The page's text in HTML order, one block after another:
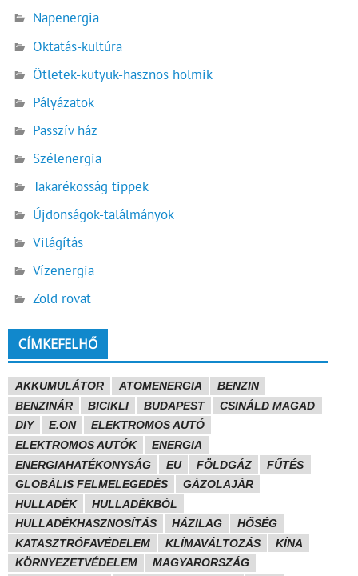
Napenergia
Oktatás-kultúra
Ötletek-kütyük-hasznos holmik
Pályázatok
Passzív ház
Szélenergia
Takarékosság tippek
Újdonságok-találmányok
Világítás
Vízenergia
Zöld rovat
CÍMKEFELHŐ
AKKUMULÁTOR ATOMENERGIA
BENZIN
BENZINÁR
BICIKLI BUDAPEST
CSINÁLD MAGAD
DIY
E.ON
ELEKTROMOS AUTÓ
ELEKTROMOS AUTÓK
ENERGIA
ENERGIAHATÉKONYSÁG
EU FÖLDGÁZ
FŰTÉS
GLOBÁLIS FELMELEGEDÉS
GÁZOLAJÁR
HULLADÉK
HULLADÉKBÓL
HULLADÉKHASZNOSÍTÁS
HÁZILAG
HŐSÉG
KATASZTRÓFAVÉDELEM
KLÍMAVÁLTOZÁS
KÍNA
KÖRNYEZETVÉDELEM
MAGYARORSZÁG